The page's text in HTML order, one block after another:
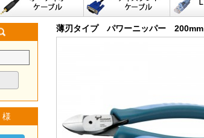
様
薄刃タイプ パワーニッパー 200mm